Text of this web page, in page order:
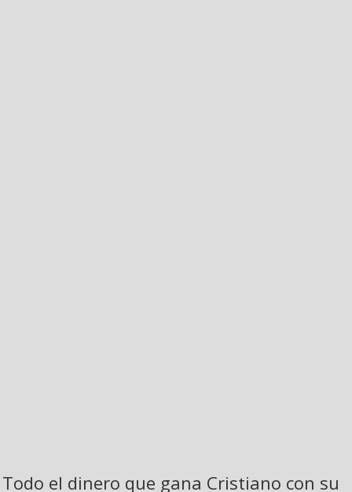
Todo el dinero que gana Cristiano con su